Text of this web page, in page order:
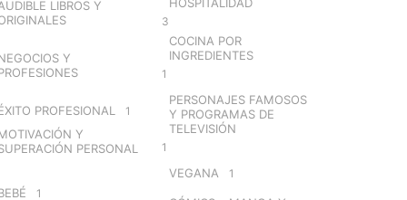
LIBROS Y
Y
PROFESIONAL 1
Y
PERSONAL
1
3
COCINA POR
INGREDIENTES
1
PERSONAJES FAMOSOS
Y PROGRAMAS DE
TELEVISIÓN
1
VEGANA 1